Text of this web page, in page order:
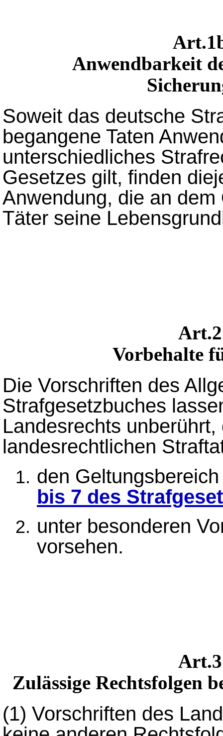
Anwendbarkeit
Soweit das deutsche
begangene Taten
unterschiedliches
Gesetzes gilt, finden
Anwendung, die an
Täter seine
Vorbehalte
Die Vorschriften des
Strafgesetzbuches
Landesrechts
landesrechtlichen
den
bis 7 des
unter besonderen
vorsehen.
Zulässige Rechtsfolgen
(1) Vorschriften des